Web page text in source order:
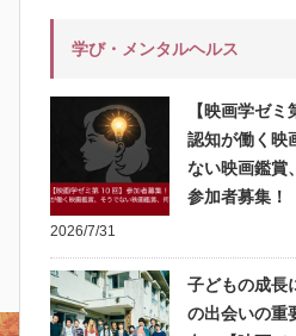
学び・メンタルヘルス
【映画学ゼ
認知が働く映
ない映画鑑賞
参加者募集！
2026/7/31
子どもの成長
の出会いの重